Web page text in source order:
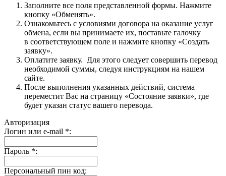
Заполните все поля представленной формы. Нажмите
кнопку «Обменять».
Ознакомьтесь с условиями договора на оказание услуг
обмена, если вы принимаете их, поставьте галочку
в соответствующем поле и нажмите кнопку «Создать
заявку».
Оплатите заявку. Для этого следует совершить перевод
необходимой суммы, следуя инструкциям на нашем
сайте.
После выполнения указанных действий, система
переместит Вас на страницу «Состояние заявки», где
будет указан статус вашего перевода.
Авторизация
Логин или e-mail *:
Пароль *:
Персональный пин код: